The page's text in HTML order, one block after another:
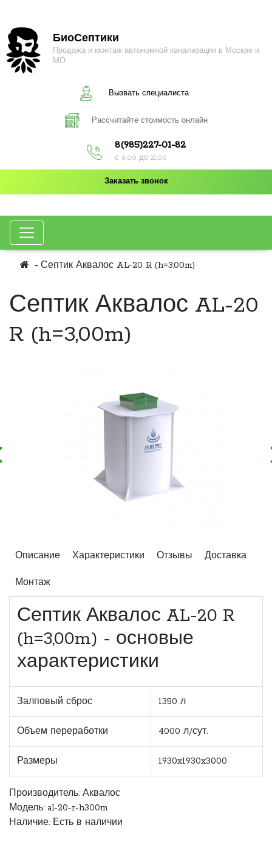
БиоСептики
Продажа и монтаж автономной канализации в Москве и
МО
Вызвать специалиста
Рассчитайте стоимость онлайн
8(985)227-01-82
с 8:00 до 21:00
Заказать звонок
Септик Аквалос AL-20 R (h=3,00m)
Септик Аквалос AL-20
R (h=3,00m)
Описание Характеристики Отзывы Доставка
Монтаж
Септик Аквалос AL-20 R
(h=3,00m) - основые
характеристики
Залповый сброс 1350 л
Объем переработки 4000 л/сут.
Размеры 1930x1930x3000
Производитель: Аквалос
Модель: al-20-r-h300m
Наличие: Есть в наличии